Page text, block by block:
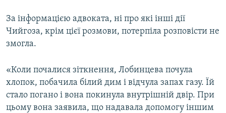
За інформацією адвоката, ні про які інші дії
Чийгоза, крім цієї розмови, потерпіла розповісти не
змогла.
«Коли почалися зіткнення, Лобинцева почула
хлопок, побачила білий дим і відчула запах газу. Їй
стало погано і вона покинула внутрішній двір. При
цьому вона заявила, що надавала допомогу іншим